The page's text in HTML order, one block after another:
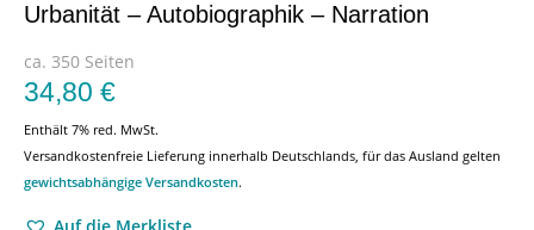
Urbanität – Autobiographik – Narration
ca. 350 Seiten
34,80 €
Enthält 7% red. MwSt.
Versandkostenfreie Lieferung innerhalb Deutschlands, für das Ausland gelten
gewichtsabhängige Versandkosten.